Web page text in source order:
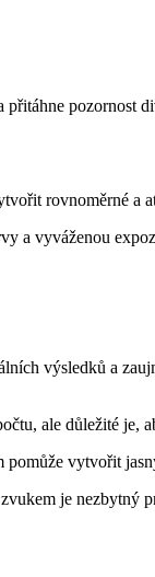
pozornost
rovnoměrné a
a vyváženou
výsledků a
ale důležité je,
vytvořit
je nezbytný